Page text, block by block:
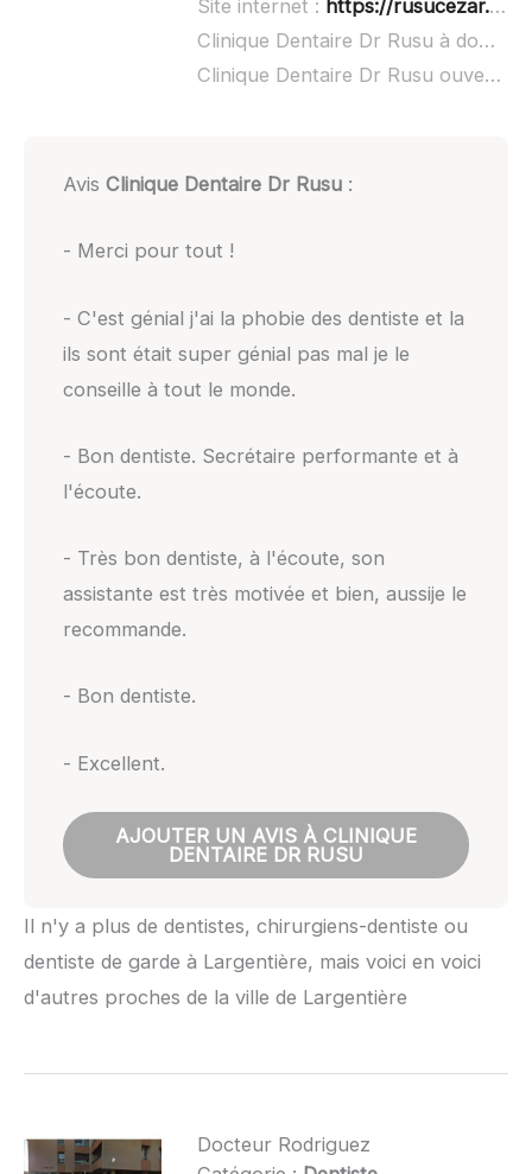
Site internet : https://rusucezar.wixsite.com/clinique-dr-rusu
Clinique Dentaire Dr Rusu à domicile :
Clinique Dentaire Dr Rusu ouvert dimanche :
Avis Clinique Dentaire Dr Rusu:
- Merci pour tout !
- C'est génial j'ai la phobie des dentiste et la
ils sont était super génial pas mal je le
conseille à tout le monde.
- Bon dentiste. Secrétaire performante et à
l'écoute.
- Très bon dentiste, à l'écoute, son
assistante est très motivée et bien, aussije le
recommande.
- Bon dentiste.
- Excellent.
AJOUTER UN AVIS À CLINIQUE
DENTAIRE DR RUSU
Il n'y a plus de dentistes, chirurgiens-dentiste ou
dentiste de garde à Largentière, mais voici en voici
d'autres proches de la ville de Largentière
Docteur Rodriguez